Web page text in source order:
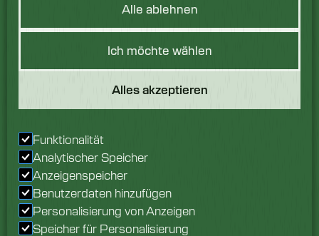
Alle ablehnen
Ich möchte wählen
Alles akzeptieren
Funktionalität
Analytischer Speicher
Anzeigenspeicher
Benutzerdaten hinzufügen
Personalisierung von Anzeigen
Speicher für Personalisierung
Hast du eine
Frage?
von Ihnen zu hören.
heute mit unserem
Team.
Erkundigen Sie sich jetzt